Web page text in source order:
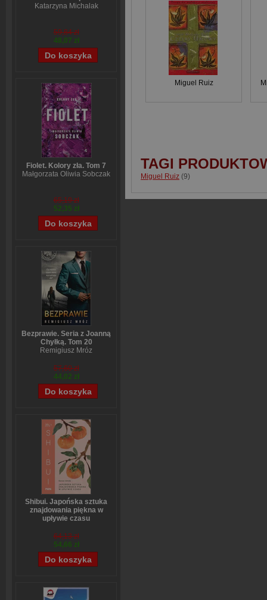
Katarzyna Michalak
59,84 zł
48,07 zł
Fiolet. Kolory zła. Tom 7
Małgorzata Oliwia Sobczak
65,19 zł
52,35 zł
Bezprawie. Seria z Joanną
Chyłką. Tom 20
Remigiusz Mróz
57,60 zł
44,02 zł
Shibui. Japońska sztuka
znajdowania piękna w
upływie czasu
64,13 zł
54,66 zł
Miguel Ruiz
TAGI
Miguel Ruiz (9)